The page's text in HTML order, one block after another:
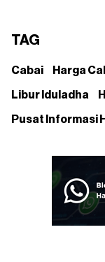
TAG
Cabai Harga
Libur Iduladha
Pusat Informasi